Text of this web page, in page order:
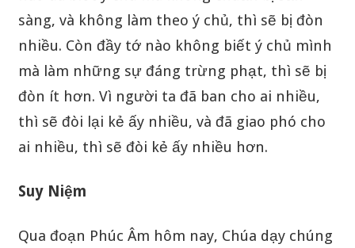
sàng, và không làm theo ý chủ, thì sẽ bị đòn
nhiều. Còn đầy tớ nào không biết ý chủ mình
mà làm những sự đáng trừng phạt, thì sẽ bị
đòn ít hơn. Vì người ta đã ban cho ai nhiều,
thì sẽ đòi lại kẻ ấy nhiều, và đã giao phó cho
ai nhiều, thì sẽ đòi kẻ ấy nhiều hơn.
Suy Niệm
Qua đoạn Phúc Âm hôm nay, Chúa dạy chúng